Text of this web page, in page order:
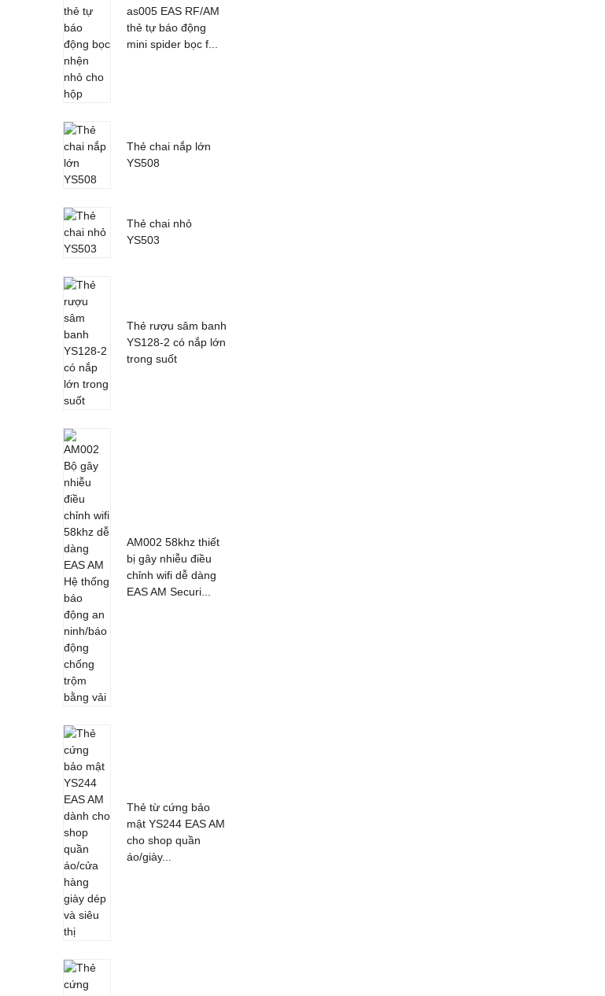
as005 EAS RF/AM
thẻ tự báo động
mini spider bọc f...
Thẻ chai nắp lớn
YS508
Thẻ chai nhỏ
YS503
Thẻ rượu sâm banh
YS128-2 có nắp lớn
trong suốt
AM002 58khz thiết
bị gây nhiễu điều
chỉnh wifi dễ dàng
EAS AM Securi...
Thẻ từ cứng bảo
mật YS244 EAS AM
cho shop quần
áo/giày...